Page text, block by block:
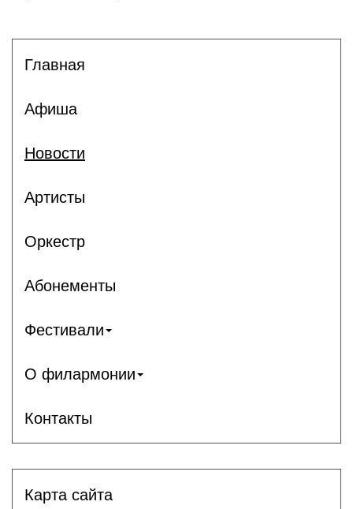
Главная
Афиша
Новости
Артисты
Оркестр
Абонементы
Фестивали
О филармонии
Контакты
Карта сайта